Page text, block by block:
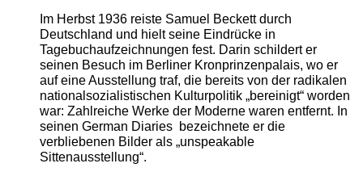
Im Herbst 1936 reiste Samuel Beckett durch
Deutschland und hielt seine Eindrücke in
Tagebuchaufzeichnungen fest. Darin schildert er
seinen Besuch im Berliner Kronprinzenpalais, wo er
auf eine Ausstellung traf, die bereits von der radikalen
nationalsozialistischen Kulturpolitik „bereinigt“ worden
war: Zahlreiche Werke der Moderne waren entfernt. In
seinen German Diaries bezeichnete er die
verbliebenen Bilder als „unspeakable
Sittenausstellung“.